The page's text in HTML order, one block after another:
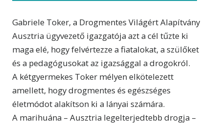
Gabriele Toker, a Drogmentes Világért Alapítvány
Ausztria ügyvezető igazgatója azt a cél tűzte ki
maga elé, hogy felvértezze a fiatalokat, a szülőket
és a pedagógusokat az igazsággal a drogokról.
A kétgyermekes Toker mélyen elkötelezett
amellett, hogy drogmentes és egészséges
életmódot alakítson ki a lányai számára.
A marihuána – Ausztria legelterjedtebb drogja –